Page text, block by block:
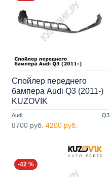
Audi Q3
Спойлер переднего
бампера Audi Q3 (2011-)
KUZOVIK
8700 руб. 4200 руб.
-42 %